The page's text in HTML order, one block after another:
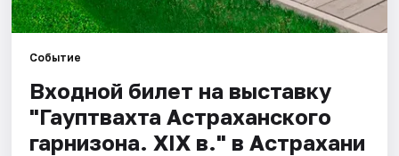
Событие
Входной билет на выставку
"Гауптвахта Астраханского
гарнизона. XIX в." в Астрахани